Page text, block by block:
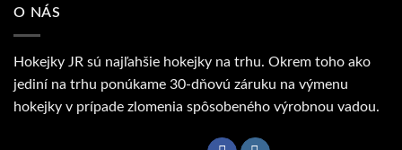
O NÁS
Hokejky JR sú najľahšie hokejky na trhu. Okrem toho ako
jediní na trhu ponúkame 30-dňovú záruku na výmenu
hokejky v prípade zlomenia spôsobeného výrobnou vadou.